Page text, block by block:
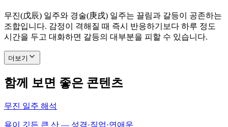
무진(戊辰) 일주와 경술(庚戌) 일주는 끌림과 갈등이 공존하는
조합입니다. 감정이 격해질 때 즉시 반응하기보다 하루 정도
시간을 두고 대화하면 갈등의 대부분을 피할 수 있습니다.
더보기
함께 보면 좋은 콘텐츠
무진 일주 해석
용이 깃든 큰 산 — 성격·직업·연애운